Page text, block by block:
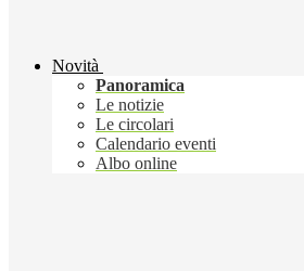
Novità
Panoramica
Le notizie
Le circolari
Calendario eventi
Albo online